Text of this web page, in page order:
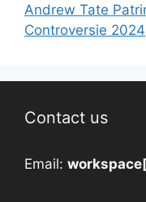
Andrew Tate
Controversie 2024
Contact us
Email: